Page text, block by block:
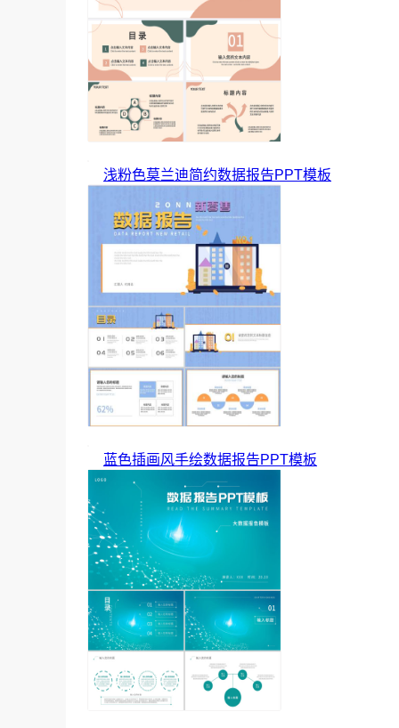
浅粉色莫兰迪简约数据报告PPT模板
蓝色插画风手绘数据报告PPT模板